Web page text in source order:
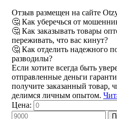
Отзыв размещен на сайте
🤔 Как уберечься от
🤔 Как заказывать товары
переживать, что вас кинут?
🤔 Как отделить надежного
разводилы?
Если хотите всегда быть
отправленные деньги
получите заказанный товар,
делимся личным опытом.
Цена: